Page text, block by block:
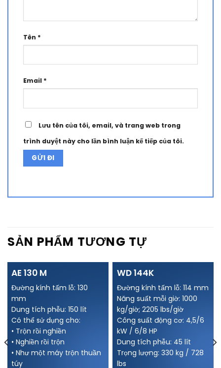
Tên *
Email *
Lưu tên của tôi, email, và trang web trong
trình duyệt này cho lần bình luận kế tiếp của tôi.
SẢN PHẨM TƯƠNG TỰ
AE 130 M
Đường kính tấm lỗ: 130
mm
Dung tích phễu: 150 lít
Có thể sử dụng cho:
• Trộn rồi nghiền
• Nghiền rồi trộn
• Như một máy trộn thuần
túy
WD 144K
Đường kính tấm lỗ: 114 mm
Năng suất mỗi giờ: 1000
kg/giờ; 2205 lbs/giờ
Công suất động cơ: 4,5/6
kW / 6/8 HP
Dung tích phễu: 45 lít
Trọng lượng: 330 kg / 728
lbs